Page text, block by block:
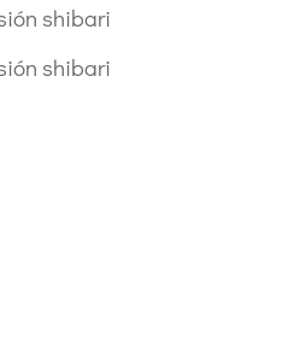
shibari
shibari